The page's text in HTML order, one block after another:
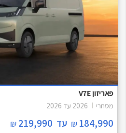
פאריזון V7E
מסחרי 2026 עד 2026
184,990
₪ עד 219,990
₪